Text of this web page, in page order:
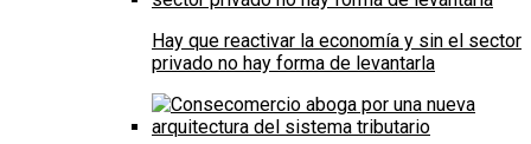
Hay que reactivar la economía y sin el sector
privado no hay forma de levantarla